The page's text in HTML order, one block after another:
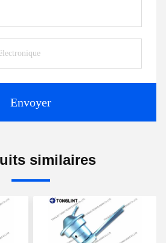
Envoyer
similaires